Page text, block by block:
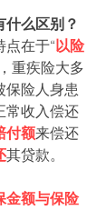
么区别？
在于“以险
重疾险大多
保险人身患
常收入偿还
付额来偿还
其贷款。
金额与保险